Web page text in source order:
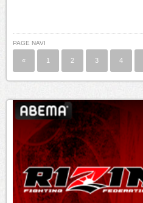
PAGE NAVI
« 1 2 3 4